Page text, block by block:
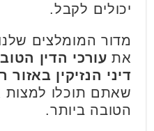
יכולים לקבל.
מדור המומלצים
את עורכי הדין
דיני הנזיקין
שאתם תוכלו למצות
הטובה ביותר.